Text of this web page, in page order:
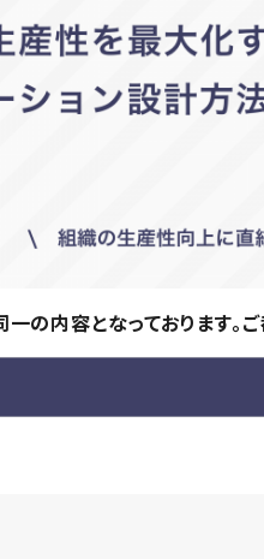
の内容となっております。